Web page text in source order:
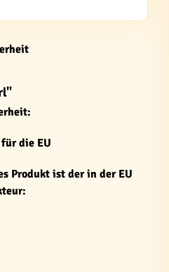
die EU
Produkt ist der in der EU